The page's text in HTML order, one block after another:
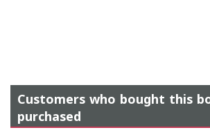
Customers who bought this
purchased